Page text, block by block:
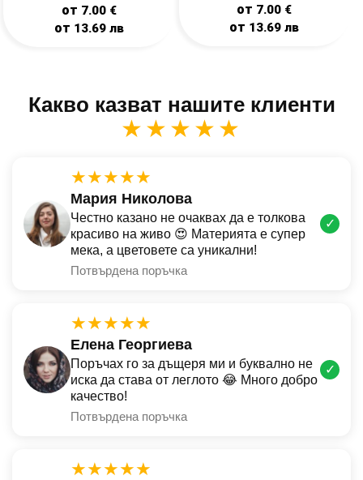
от 7.00 €
от 13.69 лв
от 7.00 €
от 13.69лв
Какво казват нашите клиенти
★★★★★
★★★★★
Мария Николова
Честно казано не очаквах да е толкова
красиво на живо 😍 Материята е супер
мека, а цветовете са уникални!
Потвърдена поръчка
✓
★★★★★
Елена Георгиева
Поръчах го за дъщеря ми и буквално не
иска да става от леглото 😂 Много добро
качество!
Потвърдена поръчка
✓
★★★★★